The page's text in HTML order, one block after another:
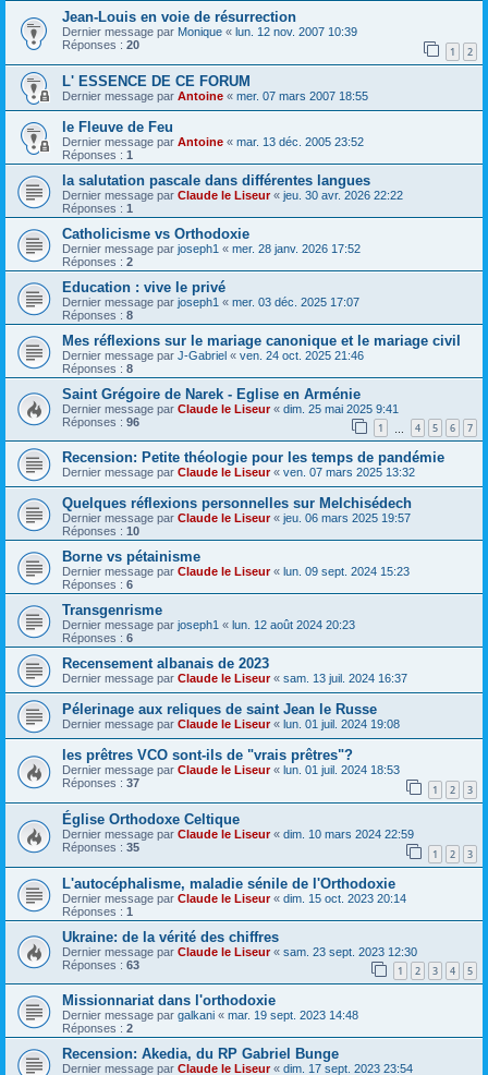
Jean-Louis en voie de résurrection
Dernier message par Monique « lun. 12 nov. 2007 10:39
Réponses : 20 1 2
L' ESSENCE DE CE FORUM
Dernier message par Antoine « mer. 07 mars 2007 18:55
le Fleuve de Feu
Dernier message par Antoine « mar. 13 déc. 2005 23:52
Réponses : 1
la salutation pascale dans différentes langues
Dernier message par Claude le Liseur« jeu. 30 avr. 2026 22:22
Réponses : 1
Catholicisme vs Orthodoxie
Dernier message par joseph1 « mer. 28 janv. 2026 17:52
Réponses : 2
Education : vive le privé
Dernier message par joseph1 « mer. 03 déc. 2025 17:07
Réponses : 8
Mes réflexions sur le mariage canonique et le mariage civil
Dernier message par J-Gabriel « ven. 24 oct. 2025 21:46
Réponses : 8
Saint Grégoire de Narek - Eglise en Arménie
Dernier message par Claude le Liseur« dim. 25 mai 2025 9:41
Réponses : 96 1 4 5 6 7
Recension: Petite théologie pour les temps de pandémie
Dernier message par Claude le Liseur« ven. 07 mars 2025 13:32
Quelques réflexions personnelles sur Melchisédech
Dernier message par Claude le Liseur« jeu. 06 mars 2025 19:57
Réponses : 10
Borne vs pétainisme
Dernier message par Claude le Liseur« lun. 09 sept. 2024 15:23
Réponses : 6
Transgenrisme
Dernier message par joseph1 « lun. 12 août 2024 20:23
Réponses : 6
Recensement albanais de 2023
Dernier message par Claude le Liseur« sam. 13 juil. 2024 16:37
Pélerinage aux reliques de saint Jean le Russe
Dernier message par Claude le Liseur« lun. 01 juil. 2024 19:08
les prêtres VCO sont-ils de "vrais prêtres"?
Dernier message par Claude le Liseur« lun. 01 juil. 2024 18:53
Réponses : 37 1 2 3
Église Orthodoxe Celtique
Dernier message par Claude le Liseur« dim. 10 mars 2024 22:59
Réponses : 35 1 2 3
L'autocéphalisme, maladie sénile de l'Orthodoxie
Dernier message par Claude le Liseur« dim. 15 oct. 2023 20:14
Réponses : 1
Ukraine: de la vérité des chiffres
Dernier message par Claude le Liseur« sam. 23 sept. 2023 12:30
Réponses : 63 1 2 3 4 5
Missionnariat dans l'orthodoxie
Dernier message par galkani « mar. 19 sept. 2023 14:48
Réponses : 2
Recension: Akedia, du RP Gabriel Bunge
Dernier message par Claude le Liseur« dim. 17 sept. 2023 23:54